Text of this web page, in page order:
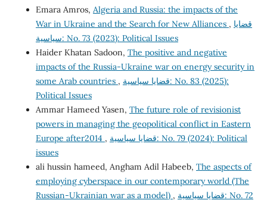
Emara Amros, Algeria and Russia: the impacts of the
War in Ukraine and the Search for New Alliances , قضايا
سياسية: No. 73 (2023): Political Issues
Haider Khatan Sadoon, The positive and negative
impacts of the Russia-Ukraine war on energy security in
some Arab countries , قضايا سياسية: No. 83 (2025):
Political Issues
Ammar Hameed Yasen, The future role of revisionist
powers in managing the geopolitical conflict in Eastern
Europe after2014 , قضايا سياسية: No. 79 (2024): Political
issues
ali hussin hameed, Angham Adil Habeeb, The aspects of
employing cyberspace in our contemporary world (The
Russian-Ukrainian war as a model) , قضايا سياسية: No. 72